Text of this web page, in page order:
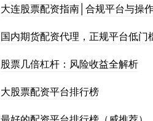
大连股票配资指南│合规平台与操
国内期货配资代理，正规平台低门
股票几倍杠杆：风险收益全解析
大股票配资平台排行榜